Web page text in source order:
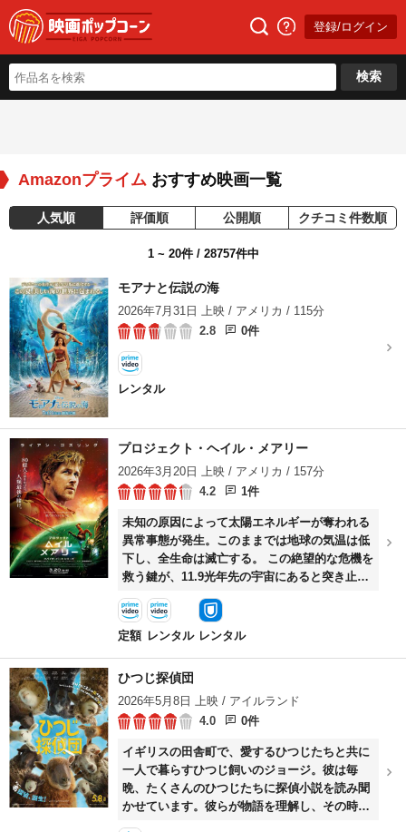
登録/ログイン
検索
Amazonプライム おすすめ映画一覧
人気順 評価順 公開順 クチコミ件数順
1 ~ 20件 / 28757件中
モアナと伝説の海
2026年7月31日 上映 / アメリカ / 115分
2.8
0件
レンタル
プロジェクト・ヘイル・メアリー
2026年3月20日 上映 / アメリカ / 157分
4.2
1件
未知の原因によって太陽エネルギーが奪われる
異常事態が発生。このままでは地球の気温は低
下し、全生命は滅亡する。 この絶望的な危機を
救う鍵が、11.9光年先の宇宙にあると突き止め
た人類は、 一縷の望みをかけて宇宙船を建造。
中学校の科学教師グレースを送り込む。 彼は知
識を武器に、“イチかバチか”のミッション＜プ
で、グレースが出会ったのは、同じく母星を救
うためにひとり奮闘する異星人ロッキーだっ
た。 姿形、言葉も違う二人が、科学を共通言語
を超えた友情の先で、二人が辿り着いた答えと
は ――。
定額 レンタル レンタル
ひつじ探偵団
2026年5月8日 上映 / アイルランド
4.0
0件
イギリスの田舎町で、愛するひつじたちと共に
一人で暮らすひつじ飼いのジョージ。彼は毎
晩、たくさんのひつじたちに探偵小説を読み聞
かせています。彼らが物語を理解し、その時間
を楽しみにしていることも知らずに・・・\nあ